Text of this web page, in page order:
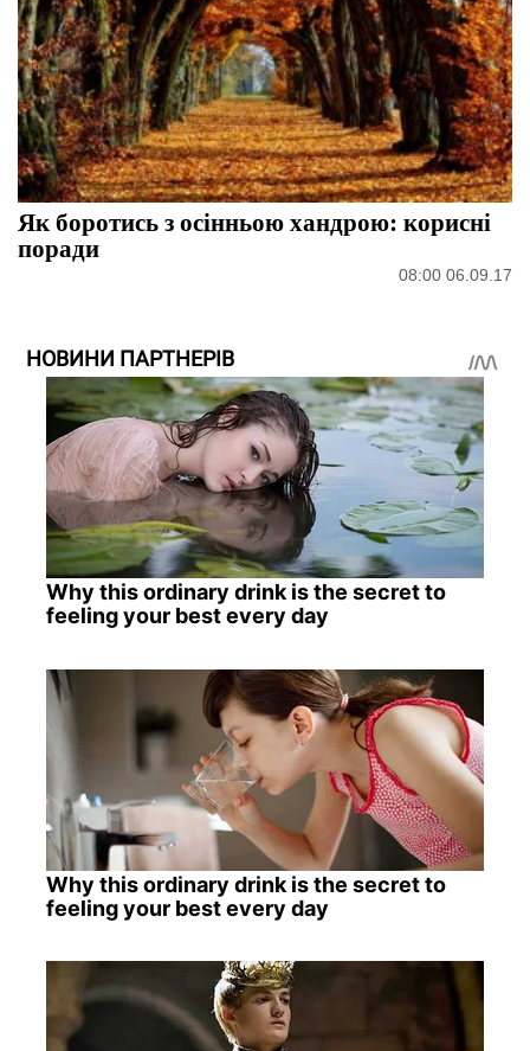
Як боротись з осінньою хандрою: корисні
поради
08:00 06.09.17
НОВИНИ ПАРТНЕРІВ
Why this ordinary drink is the secret to
feeling your best every day
Why this ordinary drink is the secret to
feeling your best every day